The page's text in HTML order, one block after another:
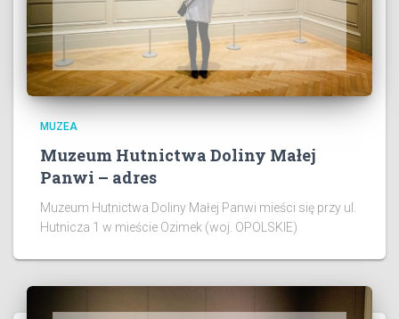
MUZEA
Muzeum Hutnictwa Doliny Małej
Panwi – adres
Muzeum Hutnictwa Doliny Małej Panwi mieści się przy ul.
Hutnicza 1 w mieście Ozimek (woj. OPOLSKIE)